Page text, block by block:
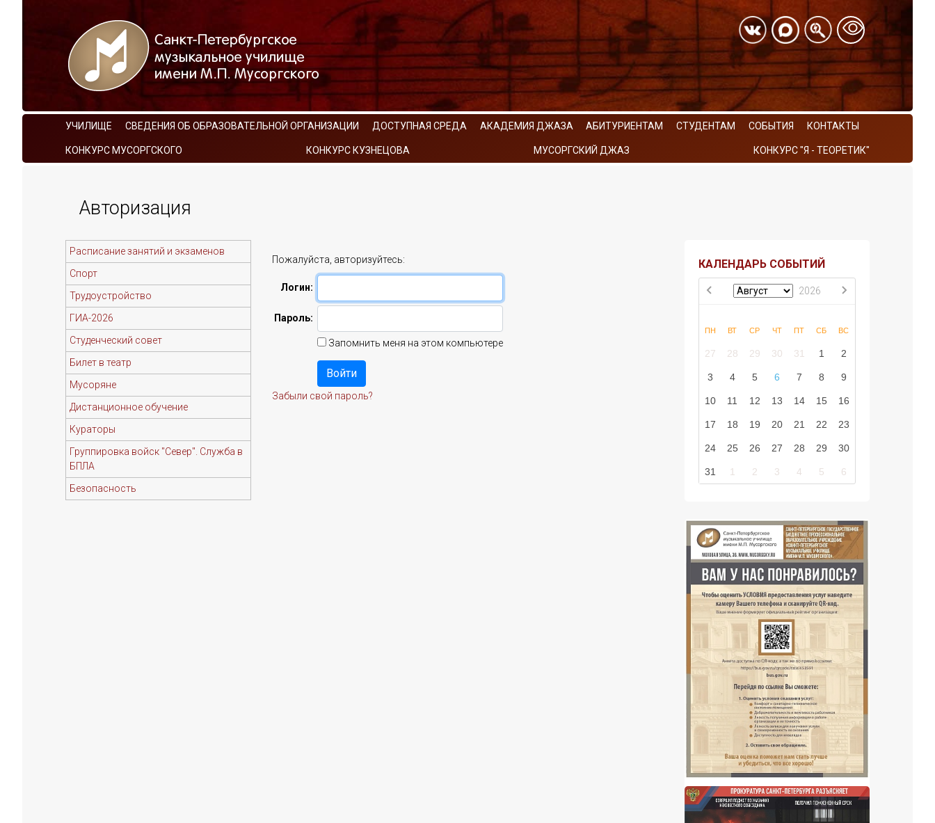
УЧИЛИЩЕ СВЕДЕНИЯ ОБ ОБРАЗОВАТЕЛЬНОЙ ОРГАНИЗАЦИИ ДОСТУПНАЯ СРЕДА АКАДЕМИЯ ДЖАЗА АБИТУРИЕНТАМ СТУДЕНТАМ СОБЫТИЯ КОНТАКТЫ
КОНКУРС МУСОРГСКОГО КОНКУРС КУЗНЕЦОВА МУСОРГСКИЙ ДЖАЗ КОНКУРС "Я - ТЕОРЕТИК"
Авторизация
Расписание занятий и экзаменов
Спорт
Трудоустройство
ГИА-2026
Студенческий совет
Билет в театр
Мусоряне
Дистанционное обучение
Кураторы
Группировка войск "Север". Служба в
БПЛА
Безопасность
Пожалуйста, авторизуйтесь:
Логин:
Пароль:
Запомнить меня на этом компьютере
Забыли свой пароль?
КАЛЕНДАРЬ СОБЫТИЙ
2026
ПН ВТ СР ЧТ ПТ СБ ВС
27 28 29 30 31 1 2
3 4 5 6 7 8 9
10 11 12 13 14 15 16
17 18 19 20 21 22 23
24 25 26 27 28 29 30
31 1 2 3 4 5 6